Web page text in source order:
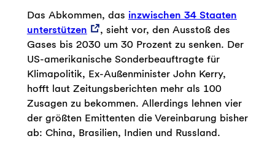
Das Abkommen, das inzwischen 34 Staaten
unterstützen
, sieht vor, den Ausstoß des
Gases bis 2030 um 30 Prozent zu senken. Der
US-amerikanische Sonderbeauftragte für
Klimapolitik, Ex-Außenminister John Kerry,
hofft laut Zeitungsberichten mehr als 100
Zusagen zu bekommen. Allerdings lehnen vier
der größten Emittenten die Vereinbarung bisher
ab: China, Brasilien, Indien und Russland.